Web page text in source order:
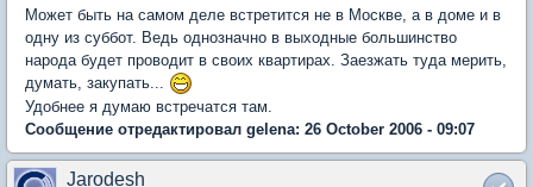
Может быть на самом деле встретится не в Москве, а в доме и в
одну из суббот. Ведь однозначно в выходные большинство
народа будет проводит в своих квартирах. Заезжать туда мерить,
думать, закупать...
Удобнее я думаю встречатся там.
Сообщение отредактировал gelena: 26 October 2006 - 09:07
Jarodesh